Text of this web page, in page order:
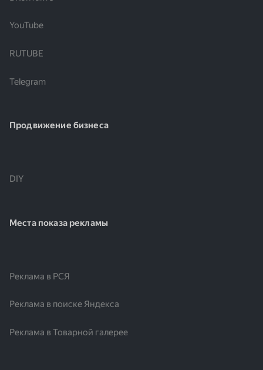
YouTube
RUTUBE
Telegram
Продвижение бизнеса
DIY
Места показа рекламы
Реклама в РСЯ
Реклама в поиске Яндекса
Реклама в Товарной галерее